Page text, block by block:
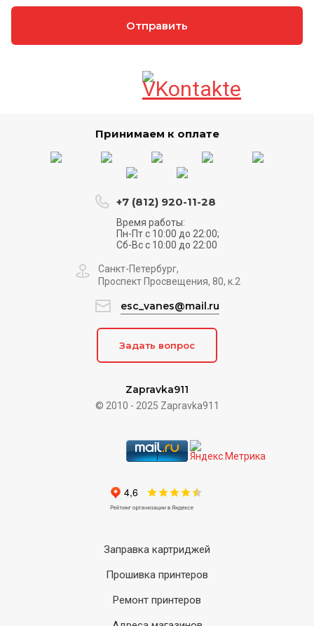
Отправить
Принимаем к оплате
Zapravka911
© 2010 - 2025 Zapravka911
+7 (812) 920-11-28
Время работы:
Пн-Пт с 10:00 до 22:00;
Сб-Вс с 10:00 до 22:00
Санкт-Петербург,
Проспект Просвещения, 80, к.2
esc_vanes@mail.ru
Задать вопрос
Заправка картриджей
Прошивка принтеров
Ремонт принтеров